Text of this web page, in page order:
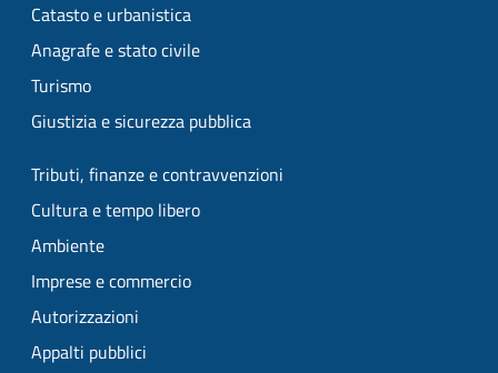
Catasto e urbanistica
Anagrafe e stato civile
Turismo
Giustizia e sicurezza pubblica
Tributi, finanze e contravvenzioni
Cultura e tempo libero
Ambiente
Imprese e commercio
Autorizzazioni
Appalti pubblici